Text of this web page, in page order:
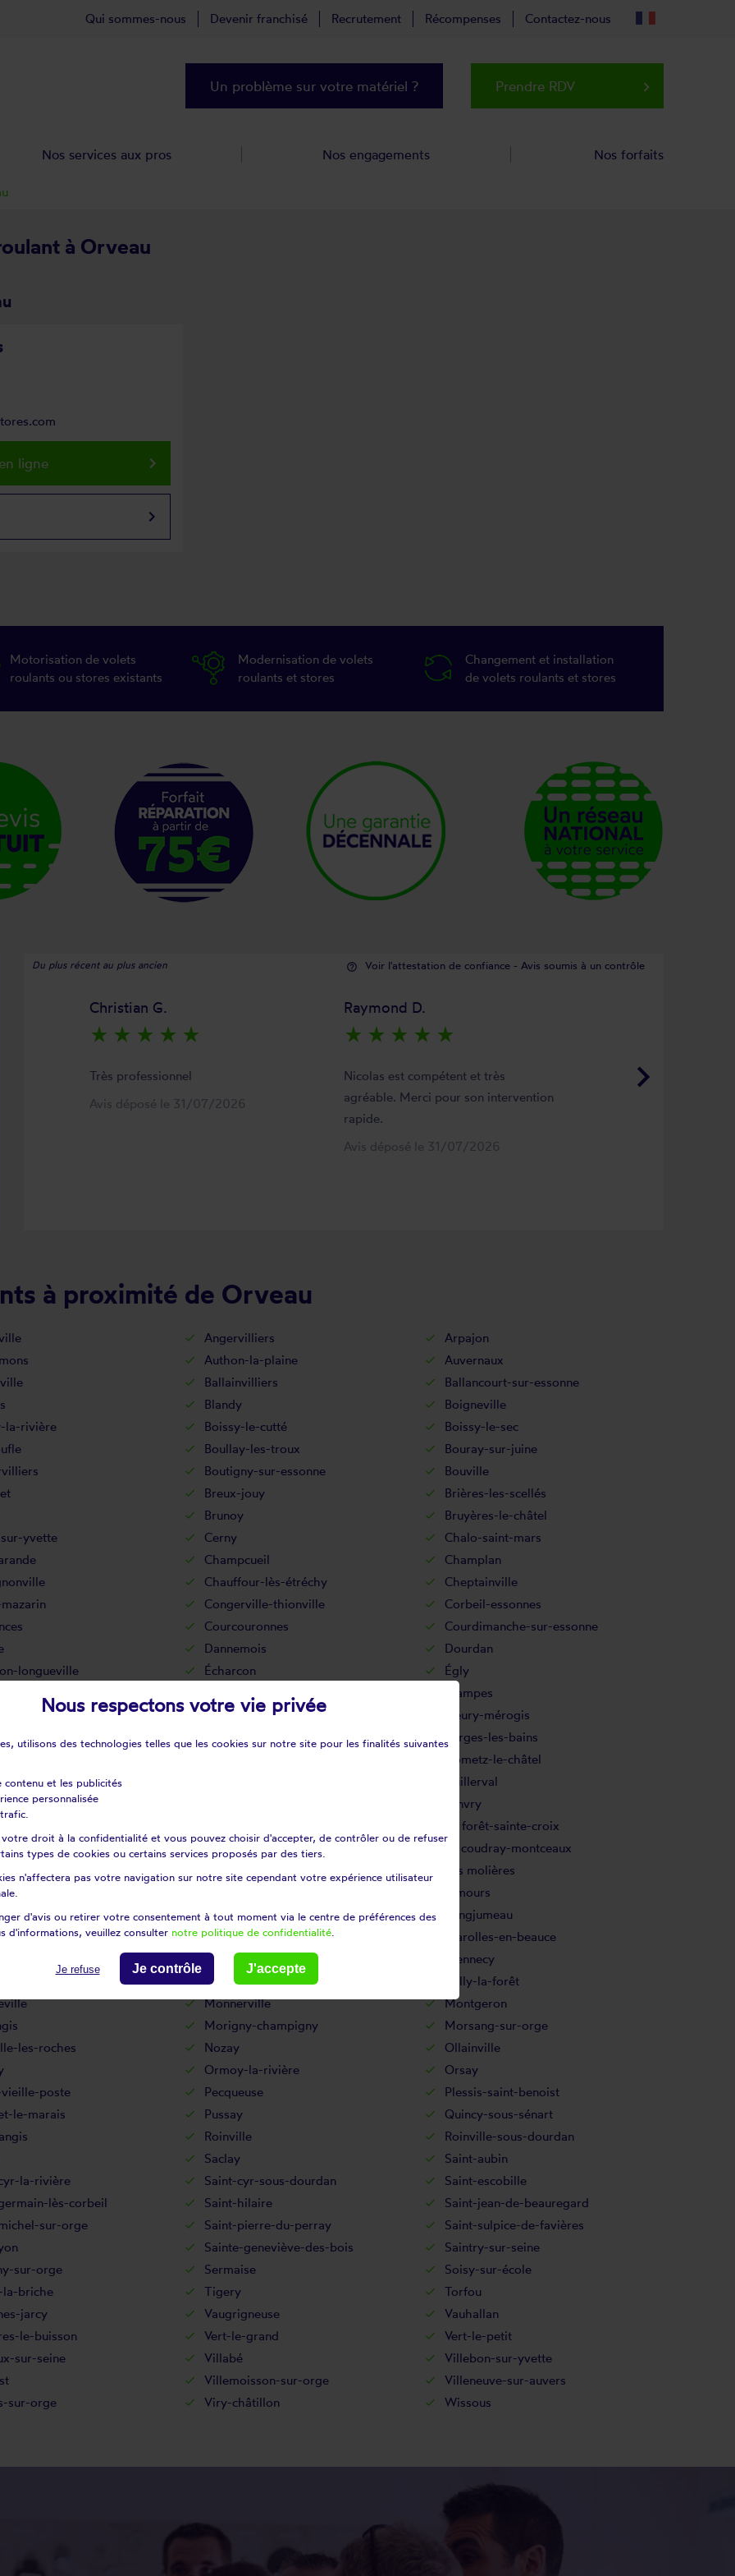
à Orveau
ligne keyboard_arrow_right
keyboard_arrow_right
Motorisation de volets
roulants ou stores existants
Modernisation de volets
roulants et stores
Changement et installation
de volets roulants et stores
Du plus récent au plus ancien help_outline Voir l'attestation de confiance - Avis soumis à un contrôle
keyboard_arrow_right
Christian G.
star_rate star_rate star_rate star_rate star_rate
Très professionnel
Avis déposé le 31/07/2026
Raymond D.
star_rate star_rate star_rate star_rate star_rate
Nicolas est compétent et très
agréable. Merci pour son intervention
rapide.
Avis déposé le 31/07/2026
à proximité de Orveau
Angervilliers
Arpajon
Authon-la-plaine
Auvernaux
Ballainvilliers
Ballancourt-sur-essonne
Blandy
Boigneville
la-rivière Boissy-le-cutté
Boissy-le-sec
Boullay-les-troux
Bouray-sur-juine
Boutigny-sur-essonne
Bouville
Breux-jouy
Brières-les-scellés
Brunoy
Bruyères-le-châtel
yvette Cerny
Chalo-saint-mars
Champcueil
Champlan
Chauffour-lès-étréchy
Cheptainville
Congerville-thionville
Corbeil-essonnes
Courcouronnes
Courdimanche-sur-essonne
Dannemois
Dourdan
longueville Écharcon
Égly
Étampes
Évry
Fleury-mérogis
le-vicomte Fontenay-lès-briis
Forges-les-bains
Gometz-le-châtel
Guillerval
Janvry
La forêt-sainte-croix
du-bois
Le coudray-montceaux
saint-germain Les granges-le-roi
Les molières
Limours
Lisses
Longjumeau
Marcoussis
Marolles-en-beauce
Mauchamps
Mennecy
Mespuits
Milly-la-forêt
Monnerville
Montgeron
Morigny-champigny
Morsang-sur-orge
les-roches Nozay
Ollainville
Ormoy-la-rivière
Orsay
poste Pecqueuse
Plessis-saint-benoist
le-marais Pussay
Quincy-sous-sénart
Roinville
Roinville-sous-dourdan
Saclay
Saint-aubin
la-rivière Saint-cyr-sous-dourdan
Saint-escobille
lès-corbeil Saint-hilaire
Saint-jean-de-beauregard
sur-orge Saint-pierre-du-perray
Saint-sulpice-de-favières
Sainte-geneviève-des-bois
Saintry-sur-seine
sur-orge Sermaise
Soisy-sur-école
la-briche Tigery
Torfou
jarcy Vaugrigneuse
Vauhallan
le-buisson Vert-le-grand
Vert-le-petit
sur-seine Villabé
Villebon-sur-yvette
Villemoisson-sur-orge
Villeneuve-sur-auvers
sur-orge Viry-châtillon
Wissous
Qui sommes-nous Devenir franchisé Recrutement Récompenses Contactez-nous
Un problème sur votre matériel ? Prendre RDV keyboard_arrow_right
Nos services aux pros Nos engagements Nos forfaits
Nous respectons votre vie privée
utilisons des technologies telles que les cookies sur notre site pour les finalités suivantes
contenu et les publicités
personnalisée
votre droit à la confidentialité et vous pouvez choisir d'accepter, de contrôler ou de refuser
types de cookies ou certains services proposés par des tiers.
n'affectera pas votre navigation sur notre site cependant votre expérience utilisateur
d'avis ou retirer votre consentement à tout moment via le centre de préférences des
d'informations, veuillez consulter notre politique de confidentialité
Je refuse Je contrôle J'accepte